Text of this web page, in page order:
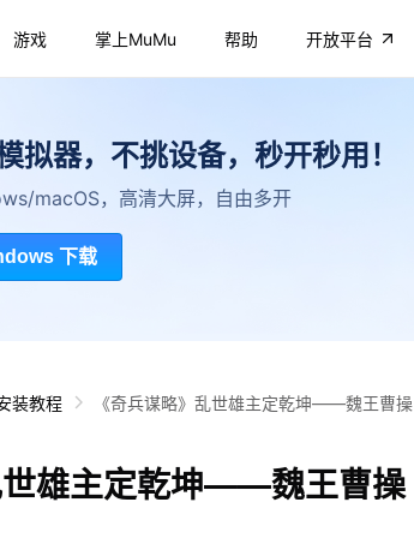
游戏 掌上MuMu 帮助 开放平台
拟器，不挑设备，秒开秒用！
macOS，高清大屏，自由多开
下载
装教程 《奇兵谋略》乱世雄主定乾坤——魏王曹操
世雄主定乾坤——魏王曹操